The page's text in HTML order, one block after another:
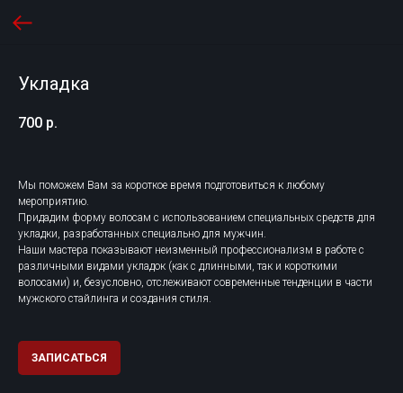
Укладка
700 р.
Мы поможем Вам за короткое время подготовиться к любому
мероприятию.
Придадим форму волосам с использованием специальных средств для
укладки, разработанных специально для мужчин.
Наши мастера показывают неизменный профессионализм в работе с
различными видами укладок (как с длинными, так и короткими
волосами) и, безусловно, отслеживают современные тенденции в части
мужского стайлинга и создания стиля.
ЗАПИСАТЬСЯ